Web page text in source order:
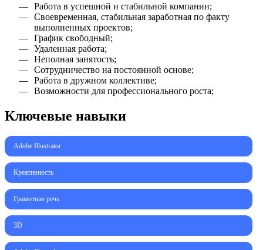
Работа в успешной и стабильной компании;
Своевременная, стабильная заработная по факту
выполненных проектов;
График свободный;
Удаленная работа;
Неполная занятость;
Сотрудничество на постоянной основе;
Работа в дружном коллективе;
Возможности для профессионального роста;
Ключевые навыки
Adobe Illustrator
Креативность
Грамотная речь
3D